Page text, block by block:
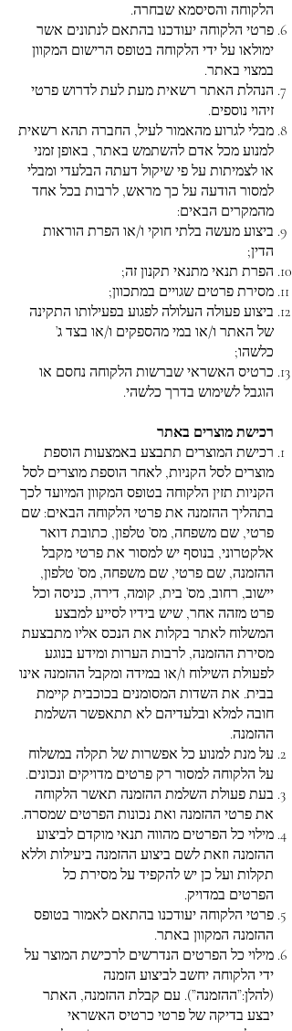
הלקוחה והסיסמא שבחרה.
פרטי הלקוחה יעודכנו בהתאם לנתונים אשר
ימולאו על ידי הלקוחה בטופס הרישום המקוון
במצוי באתר.
הנהלת האתר רשאית מעת לעת לדרוש פרטי
זיהוי נוספים.
מבלי לגרוע מהאמור לעיל, החברה תהא רשאית
למנוע מכל אדם להשתמש באתר, באופן זמני
או לצמיתות על פי שיקול דעתה הבלעדי ומבלי
למסור הודעה על כך מראש, לרבות בכל אחד
מהמקרים הבאים:
ביצוע מעשה בלתי חוקי ו/או הפרת הוראות
הדין;
הפרת תנאי מתנאי תקנון זה;
מסירת פרטים שגויים במתכוון;
ביצוע פעולה העלולה לפגוע בפעילותו התקינה
של האתר ו/או במי מהספקים ו/או בצד ג’
כלשהו;
כרטיס האשראי שברשות הלקוחה נחסם או
הוגבל לשימוש בדרך כלשהי.
רכישת מוצרים באתר
רכישת המוצרים תתבצע באמצעות הוספת
מוצרים לסל הקניות, לאחר הוספת מוצרים לסל
הקניות תזין הלקוחה בטופס המקוון המיועד לכך
בתהליך ההזמנה את פרטי הלקוחה הבאים: שם
פרטי, שם משפחה, מס’ טלפון, כתובת דואר
אלקטרוני, בנוסף יש למסור את פרטי מקבל
ההזמנה, שם פרטי, שם משפחה, מס’ טלפון,
יישוב, רחוב, מס’ בית, קומה, דירה, כניסה וכל
פרט מזהה אחר, שיש בידיו לסייע למבצע
המשלוח לאתר בקלות את הנכס אליו מתבצעת
מסירת ההזמנה, לרבות הערות ומידע בנוגע
לפעולת השילוח ו/או במידה ומקבל ההזמנה אינו
בבית. את השדות המסומנים בכוכבית קיימת
חובה למלא ובלעדיהם לא תתאפשר השלמת
ההזמנה.
על מנת למנוע כל אפשרות של תקלה במשלוח
על הלקוחה למסור רק פרטים מדויקים ונכונים.
בעת פעולת השלמת ההזמנה תאשר הלקוחה
את פרטי ההזמנה ואת נכונות הפרטים שמסרה.
מילוי כל הפרטים מהווה תנאי מוקדם לביצוע
ההזמנה וזאת לשם ביצוע ההזמנה ביעילות וללא
תקלות ועל כן יש להקפיד על מסירת כל
הפרטים במדויק.
פרטי הלקוחה יעודכנו בהתאם לאמור בטופס
ההזמנה המקוון באתר.
מילוי כל הפרטים הנדרשים לרכישת המוצר על
ידי הלקוחה יחשב לביצוע הזמנה
(להלן:”ההזמנה”). עם קבלת ההזמנה, האתר
יבצע בדיקה של פרטי כרטיס האשראי